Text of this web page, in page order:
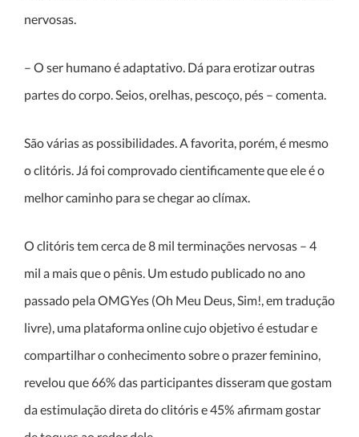
nervosas.
– O ser humano é adaptativo. Dá para erotizar outras
partes do corpo. Seios, orelhas, pescoço, pés – comenta.
São várias as possibilidades. A favorita, porém, é mesmo
o clitóris. Já foi comprovado cientificamente que ele é o
melhor caminho para se chegar ao clímax.
O clitóris tem cerca de 8 mil terminações nervosas – 4
mil a mais que o pênis. Um estudo publicado no ano
passado pela OMGYes (Oh Meu Deus, Sim!, em tradução
livre), uma plataforma online cujo objetivo é estudar e
compartilhar o conhecimento sobre o prazer feminino,
revelou que 66% das participantes disseram que gostam
da estimulação direta do clitóris e 45% afirmam gostar